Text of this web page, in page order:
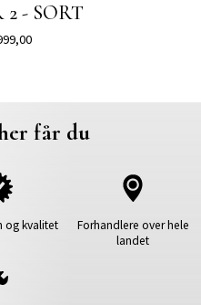
- SORT
får du
og kvalitet
Forhandlere over hele
landet